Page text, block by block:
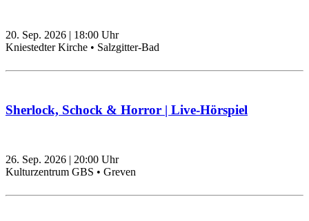
20. Sep. 2026 | 18:00 Uhr
Kniestedter Kirche • Salzgitter-Bad
Sherlock, Schock & Horror | Live-Hörspiel
26. Sep. 2026 | 20:00 Uhr
Kulturzentrum GBS • Greven